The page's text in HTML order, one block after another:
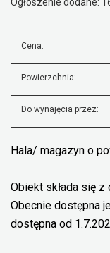
Cena:
Powierzchnia:
Do wynajęcia przez:
Hala/ magazyn o
Obiekt składa się
Obecnie dostępna
dostępna od